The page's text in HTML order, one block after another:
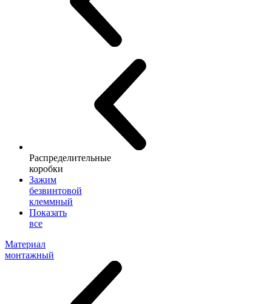
Распределительные
коробки
Зажим
безвинтовой
клеммный
Показать
все
Материал
монтажный